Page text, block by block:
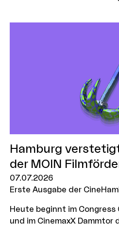
der neu geschaffenen
Fäden zusammen – für eine
Begleitung der NEST-
Hamburg
der MOIN
07.07.2026
Erste Ausgabe der
Heute beginnt im Congress
und im CinemaxX Dammtor